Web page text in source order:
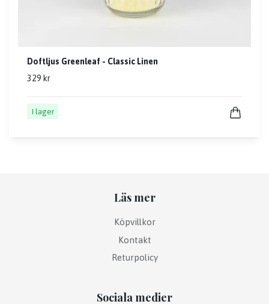
Doftljus Greenleaf - Classic Linen
329 kr
I lager
Läs mer
Köpvillkor
Kontakt
Returpolicy
Sociala medier